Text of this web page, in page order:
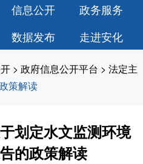
信息公开
政务服务
数据发布 走进安化
> 政府信息公开平台 > 法定主
策解读
划定水文监测环境
的政策解读